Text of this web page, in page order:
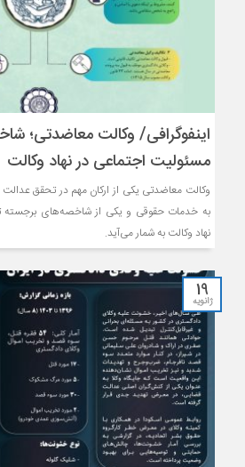
اینفوگرافی/ وکالت معاضدتی؛
مسئولیت اجتماعی در نهاد وکالت
وکالت معاضدتی یکی از ارکان مهم در تحقق
به خدمات حقوقی و یکی از شاخصه‌های برجسته
نهاد وکالت به شمار می‌آید.
19
ژانویه